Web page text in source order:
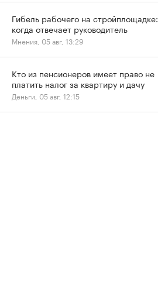
Гибель рабочего на стройплощадке:
когда отвечает руководитель
Мнения, 05 авг, 13:29
Кто из пенсионеров имеет право не
платить налог за квартиру и дачу
Деньги, 05 авг, 12:15